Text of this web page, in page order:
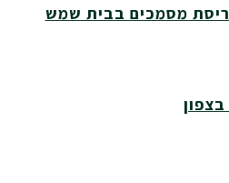
מסמכים בבית שמש